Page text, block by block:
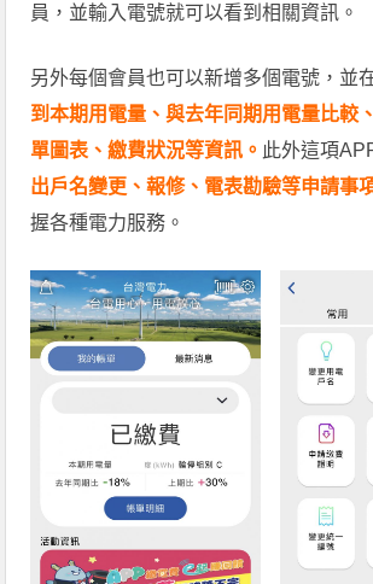
員，並輸入電號就可以看到相關資訊。
另外每個會員也可以新增多個電號，並
到本期用電量、與去年同期用電量比較
單圖表、繳費狀況等資訊。 此外這項
出戶名變更、報修、電表勘驗等申請事
握各種電力服務。